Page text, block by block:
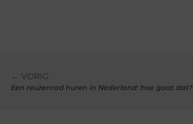
← VORIG
Een reuzenrad huren in Nederland: hoe gaat dat?